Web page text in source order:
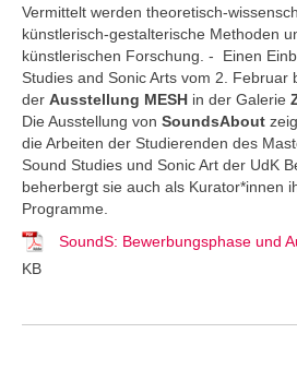
Vermittelt werden theoretisch-
künstlerisch-gestalterische Methoden
künstlerischen Forschung. - Einen
Studies and Sonic Arts vom 2. Februar
der Ausstellung MESH in der Galerie
Die Ausstellung von SoundsAbout
die Arbeiten der Studierenden des
Sound Studies und Sonic Art der UdK
beherbergt sie auch als Kurator*innen
Programme.
SoundS: Bewerbungsphase und
KB